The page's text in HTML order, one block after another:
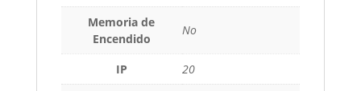
Memoria de
Encendido
No
IP
20